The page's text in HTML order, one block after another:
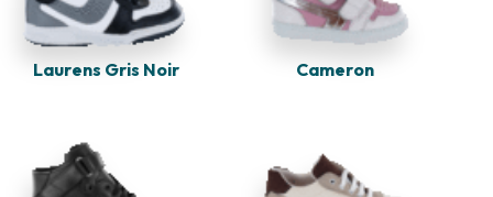
Laurens Gris Noir Cameron